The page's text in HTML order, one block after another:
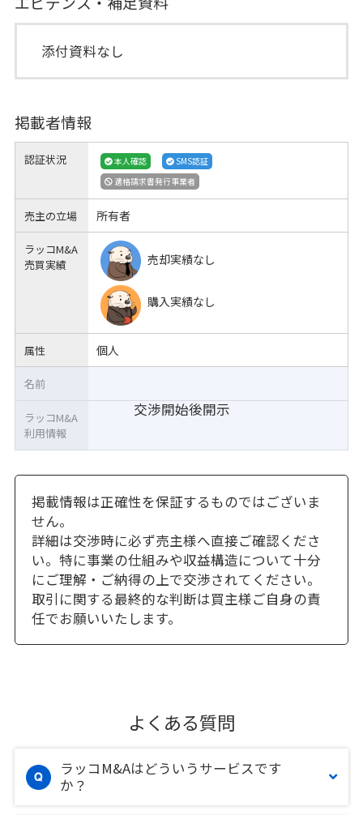
添付資料なし
掲載者情報
認証状況 本人確認
SMS認証
適格請求書発行事業者
売主の立場 所有者
ラッコM&A
売買実績
売却実績なし
購入実績なし
属性 個人
交渉開始後開示
名前
ラッコM&A
利用情報
掲載情報は正確性を保証するものではございま
せん。
詳細は交渉時に必ず売主様へ直接ご確認くださ
い。特に事業の仕組みや収益構造について十分
にご理解・ご納得の上で交渉されてください。
取引に関する最終的な判断は買主様ご自身の責
任でお願いいたします。
よくある質問
ラッコM&Aはどういうサービスです
か？